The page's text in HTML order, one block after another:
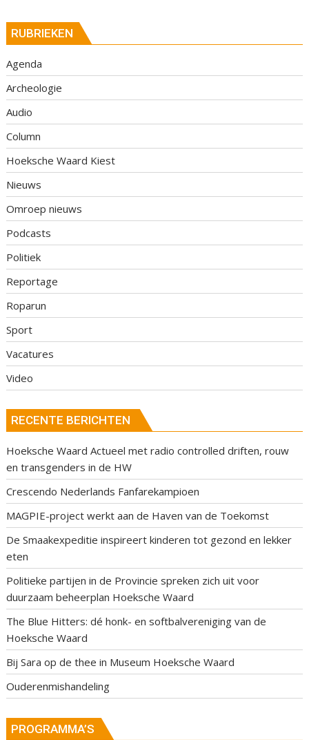
RUBRIEKEN
Agenda
Archeologie
Audio
Column
Hoeksche Waard Kiest
Nieuws
Omroep nieuws
Podcasts
Politiek
Reportage
Roparun
Sport
Vacatures
Video
RECENTE BERICHTEN
Hoeksche Waard Actueel met radio controlled driften, rouw
en transgenders in de HW
Crescendo Nederlands Fanfarekampioen
MAGPIE-project werkt aan de Haven van de Toekomst
De Smaakexpeditie inspireert kinderen tot gezond en lekker
eten
Politieke partijen in de Provincie spreken zich uit voor
duurzaam beheerplan Hoeksche Waard
The Blue Hitters: dé honk- en softbalvereniging van de
Hoeksche Waard
Bij Sara op de thee in Museum Hoeksche Waard
Ouderenmishandeling
PROGRAMMA’S